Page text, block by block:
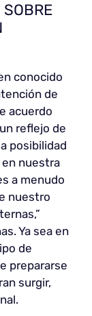
SOBRE
conocido
de
acuerdo
reflejo de
posibilidad
en nuestra
a menudo
nuestro
Ya sea en
de
prepararse
surgir,